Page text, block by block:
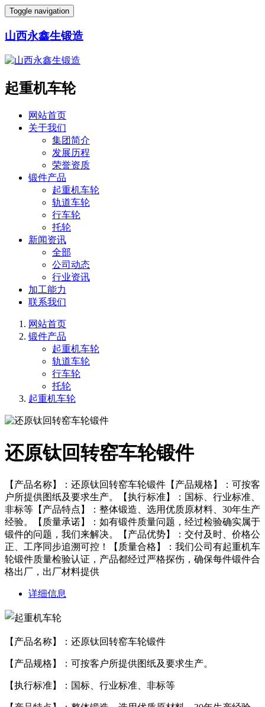
Toggle navigation
山西永鑫生锻造
起重机车轮
网站首页
关于我们
集团简介
发展历程
荣誉资质
锻件产品
起重机车轮
轨道车轮
行车轮
托轮
新闻资讯
全部
公司动态
行业资讯
加工能力
联系我们
网站首页
锻件产品
起重机车轮
轨道车轮
行车轮
托轮
起重机车轮
还原钛回转窑车轮锻件
【产品名称】：还原钛回转窑车轮锻件【产品规格】：可按客
户所提供图纸及要求生产。【执行标准】：国标、行业标准、
非标等【产品特点】：整体锻造、选用优质原材料、30年生产
经验。【质量承诺】：如有锻件质量问题，经过检验确实属于
锻件的问题，我们来解决。【产品优势】：交付及时、价格公
正、工序同步追溯可控！【质量合格】：我们公司有起重机车
轮锻件质量检验认证，产品都经过严格探伤，确保每件锻件合
格出厂，出厂材料提供
详细信息
【产品名称】：还原钛回转窑车轮锻件
【产品规格】：可按客户所提供图纸及要求生产。
【执行标准】：国标、行业标准、非标等